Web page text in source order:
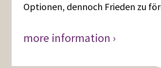
Optionen, dennoch Frieden zu
more information ›